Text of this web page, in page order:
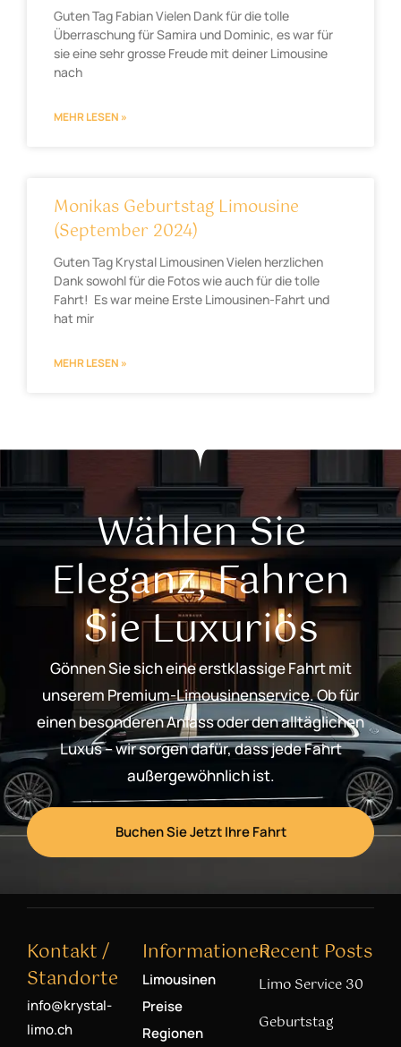
Guten Tag Fabian Vielen Dank für die tolle
Überraschung für Samira und Dominic, es war für
sie eine sehr grosse Freude mit deiner Limousine
nach
MEHR LESEN »
Monikas Geburtstag Limousine
(September 2024)
Guten Tag Krystal Limousinen Vielen herzlichen
Dank sowohl für die Fotos wie auch für die tolle
Fahrt! Es war meine Erste Limousinen-Fahrt und
hat mir
MEHR LESEN »
Wählen Sie
Eleganz, Fahren
Sie Luxuriös
Gönnen Sie sich eine erstklassige Fahrt mit
unserem Premium-Limousinenservice. Ob für
einen besonderen Anlass oder den alltäglichen
Luxus – wir sorgen dafür, dass jede Fahrt
außergewöhnlich ist.
Buchen Sie Jetzt Ihre Fahrt
Kontakt /
Standorte
info@krystal-
limo.ch
Informationen
Limousinen
Preise
Regionen
Recent Posts
Limo Service 30
Geburtstag